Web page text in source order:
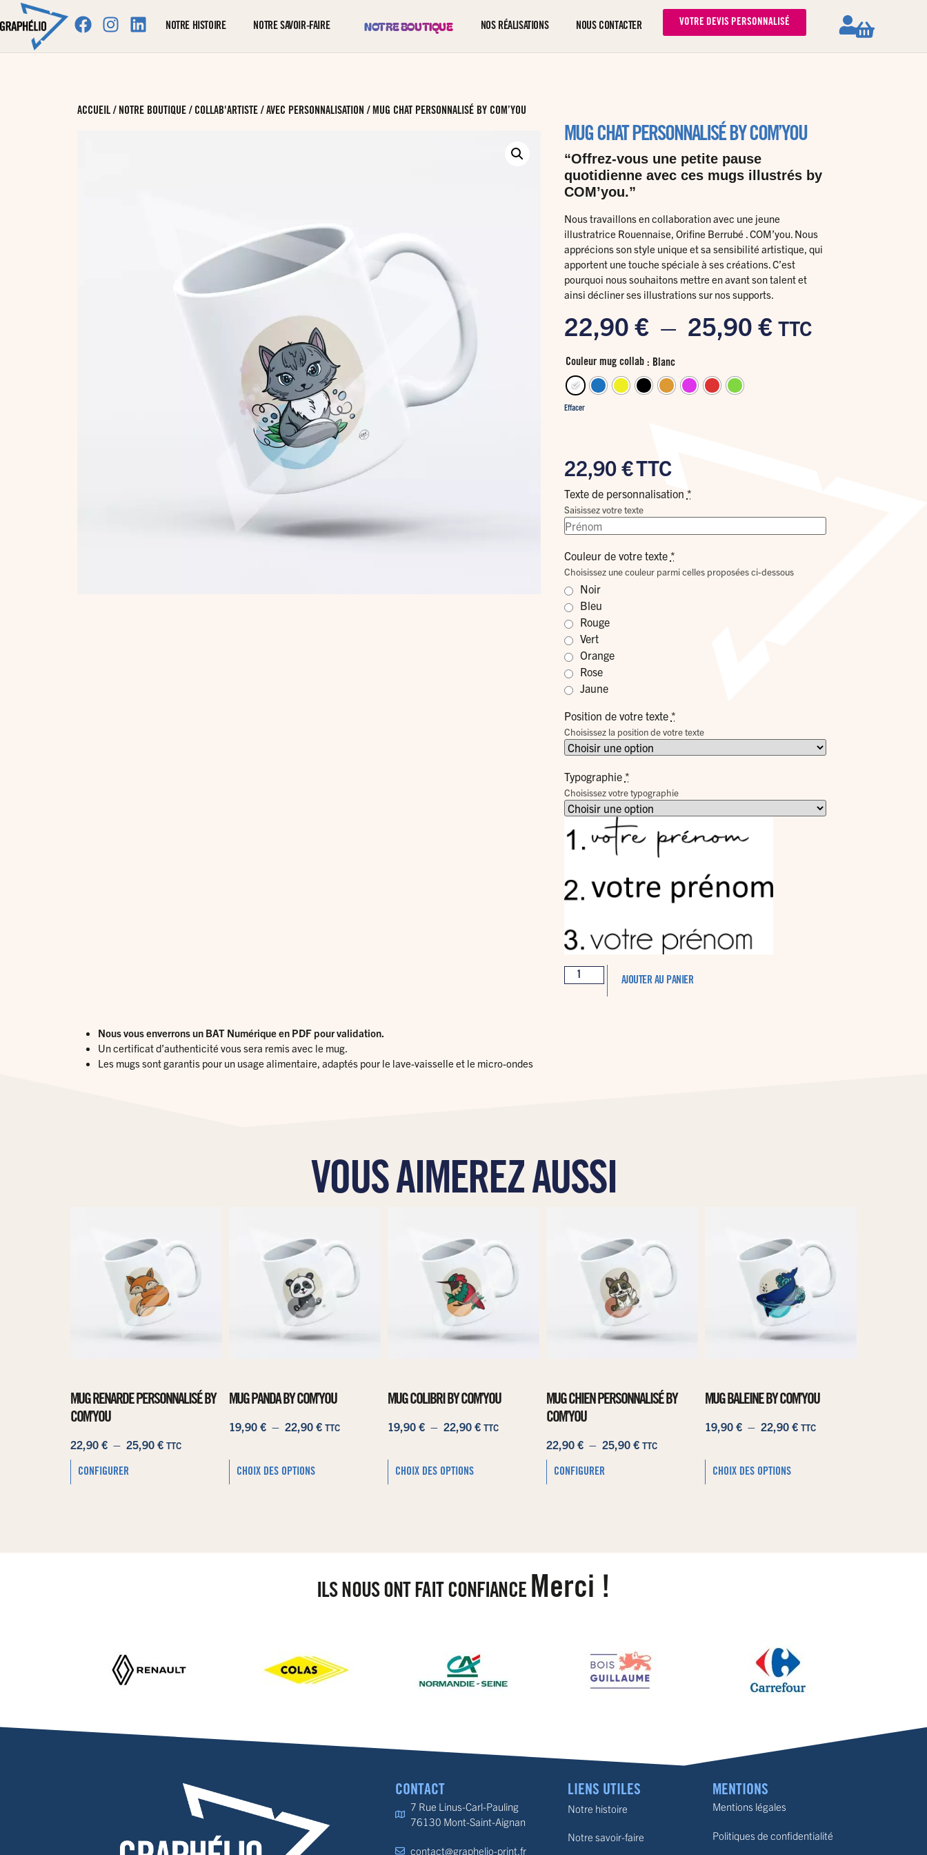
NOTRE HISTOIRE NOTRE SAVOIR-FAIRE NOTRE BOUTIQUE NOS RÉALISATIONS NOUS CONTACTER VOTRE DEVIS PERSONNALISÉ
ACCUEIL / NOTRE BOUTIQUE / COLLAB'ARTISTE / AVEC PERSONNALISATION / MUG CHAT PERSONNALISÉ BY COM’YOU
MUG CHAT PERSONNALISÉ BY COM’YOU
“Offrez-vous une petite pause
quotidienne avec ces mugs illustrés by
COM’you.”
Nous travaillons en collaboration avec une jeune
illustratrice Rouennaise, Orifine Berrubé . COM’you. Nous
apprécions son style unique et sa sensibilité artistique, qui
apportent une touche spéciale à ses créations. C’est
pourquoi nous souhaitons mettre en avant son talent et
ainsi décliner ses illustrations sur nos supports.
22,90 € – 25,90 € TTC
Couleur mug collab : Blanc
Effacer
22,90€TTC
Texte de personnalisation *
Saisissez votre texte
Couleur de votre texte *
Choisissez une couleur parmi celles proposées ci-dessous
Noir
Bleu
Rouge
Vert
Orange
Rose
Jaune
Position de votre texte *
Choisissez la position de votre texte
Typographie *
Choisissez votre typographie
AJOUTER AU PANIER
Nous vous enverrons un BAT Numérique en PDF pour validation.
Un certificat d’authenticité vous sera remis avec le mug.
Les mugs sont garantis pour un usage alimentaire, adaptés pour le lave-vaisselle et le micro-ondes
VOUS AIMEREZ AUSSI
MUG RENARDE PERSONNALISÉ BY
COM’YOU
22,90 € – 25,90 € TTC
CONFIGURER
MUG PANDA BY COM’YOU
19,90 € – 22,90 € TTC
CHOIX DES OPTIONS
MUG COLIBRI BY COM’YOU
19,90 € – 22,90 € TTC
CHOIX DES OPTIONS
MUG CHIEN PERSONNALISÉ BY
COM’YOU
22,90 € – 25,90 € TTC
CONFIGURER
MUG BALEINE BY COM’YOU
19,90 € – 22,90 € TTC
CHOIX DES OPTIONS
ILS NOUS ONT FAIT CONFIANCE Merci !
CONTACT
7 Rue Linus-Carl-Pauling
76130 Mont-Saint-Aignan
contact@graphelio-print.fr
LIENS UTILES
Notre histoire
Notre savoir-faire
MENTIONS
Mentions légales
Politiques de confidentialité